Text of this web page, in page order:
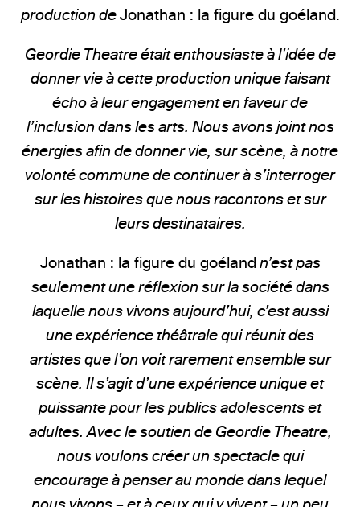
production deJonathan : la figure du goéland.
Geordie Theatre était enthousiaste à l’idée de
donner vie à cette production unique faisant
écho à leur engagement en faveur de
l’inclusion dans les arts. Nous avons joint nos
énergies afin de donner vie, sur scène, à notre
volonté commune de continuer à s’interroger
sur les histoires que nous racontons et sur
leurs destinataires.
Jonathan : la figure du goélandn’est pas
seulement une réflexion sur la société dans
laquelle nous vivons aujourd’hui, c’est aussi
une expérience théâtrale qui réunit des
artistes que l’on voit rarement ensemble sur
scène. Il s’agit d’une expérience unique et
puissante pour les publics adolescents et
adultes. Avec le soutien de Geordie Theatre,
nous voulons créer un spectacle qui
encourage à penser au monde dans lequel